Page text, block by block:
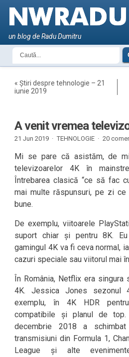
un blog de Radu Dumitru
«Știri despre tehnologie – 21
iunie 2019
A venit vremea
21 Jun 2019 · TEHNOLOGIE · 20
Mi se pare că asistăm, de
televizoarelor 4K în
Întrebarea clasică “ce să fac
mai multe răspunsuri, pe zi
bune.
De exemplu, viitoarele
suport chiar și pentru 8K.
gamingul 4K va fi ceva normal,
cazuri speciale sau viitorul mai
În România, Netflix era singura
4K. Jessica Jones sezonul
exemplu, în 4K HDR
compatibile și planul de
decembrie 2018 a
transmisiuni din Formula 1,
League și alte